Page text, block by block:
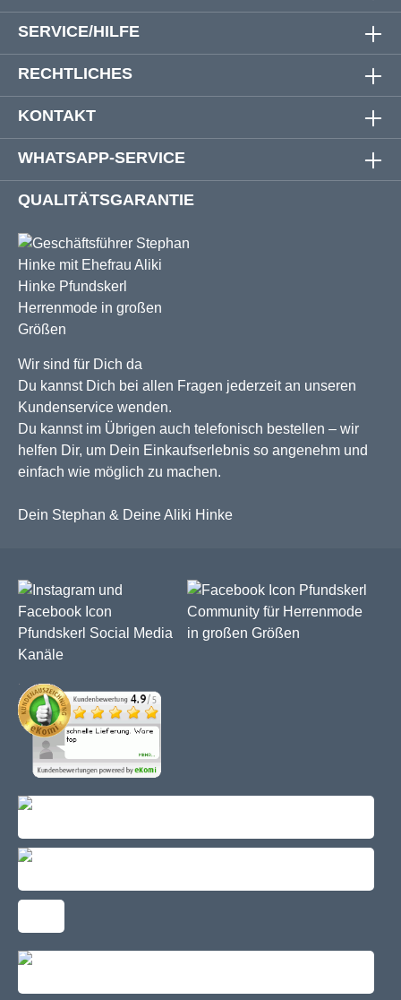
SERVICE/HILFE
RECHTLICHES
KONTAKT
WHATSAPP-SERVICE
QUALITÄTSGARANTIE
Wir sind für Dich da
Du kannst Dich bei allen Fragen jederzeit an unseren
Kundenservice wenden.
Du kannst im Übrigen auch telefonisch bestellen – wir
helfen Dir, um Dein Einkaufserlebnis so angenehm und
einfach wie möglich zu machen.
Dein Stephan & Deine Aliki Hinke